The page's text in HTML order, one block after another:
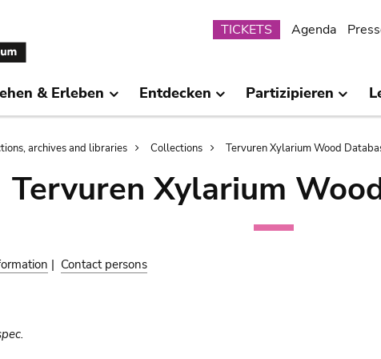
Submenu
TICKETS Agenda
& Erleben Entdecken Partizipieren
archives and libraries Collections Tervuren Xylarium Wood
Tervuren Xylarium
| Contact persons